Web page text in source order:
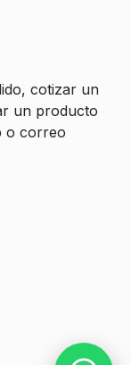
cotizar un
un producto
o correo